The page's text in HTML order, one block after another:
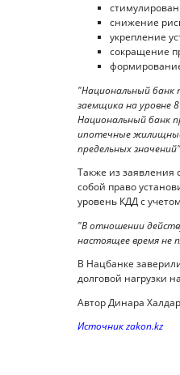
снижение
укрепление
сокращение
"Национальный банк
заемщика на уровне
Национальный банк
ипотечные жилищные
предельных
Также из заявления
собой право
уровень КДД с
"В отношении
настоящее время не
В Нацбанке
долговой нагрузки
Автор Динара
Источник zakon.kz